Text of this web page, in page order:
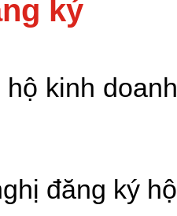
ký
kinh
đăng ký hộ